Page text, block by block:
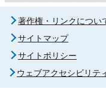
著作権・リンクについ
サイトマップ
サイトポリシー
ウェブアクセシビリテ